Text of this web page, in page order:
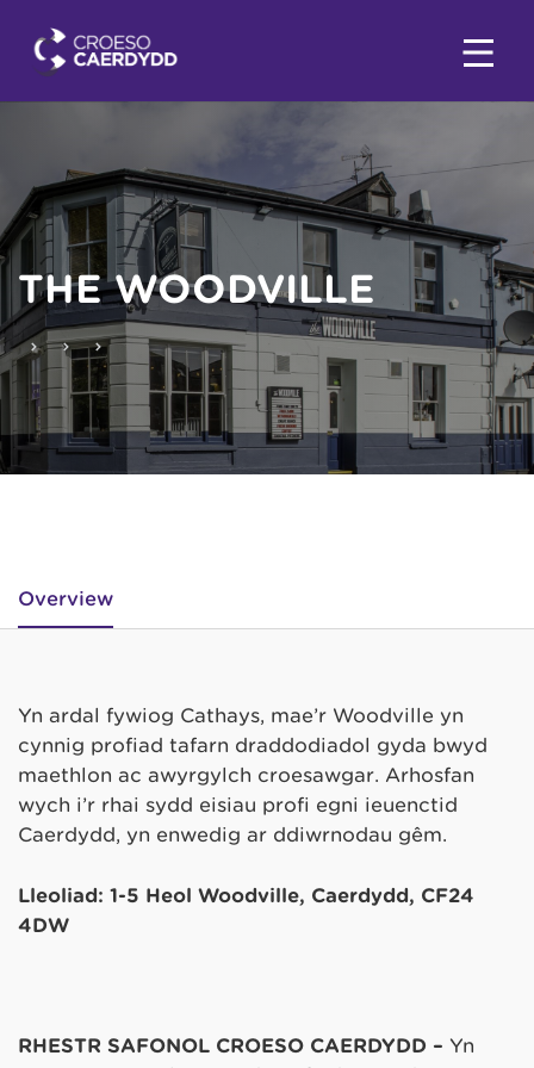
THE WOODVILLE
Overview
Yn ardal fywiog Cathays, mae’r Woodville yn
cynnig profiad tafarn draddodiadol gyda bwyd
maethlon ac awyrgylch croesawgar. Arhosfan
wych i’r rhai sydd eisiau profi egni ieuenctid
Caerdydd, yn enwedig ar ddiwrnodau gêm.
Lleoliad: 1-5 Heol Woodville, Caerdydd, CF24
4DW
RHESTR SAFONOL CROESO CAERDYDD – Yn